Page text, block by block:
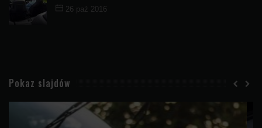
26 paź 2016
Pokaz slajdów